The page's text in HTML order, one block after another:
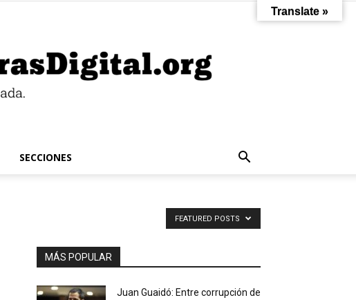
SECCIONES
FEATURED POSTS
MÁS POPULAR
Juan Guaidó: Entre corrupción de
Translate »